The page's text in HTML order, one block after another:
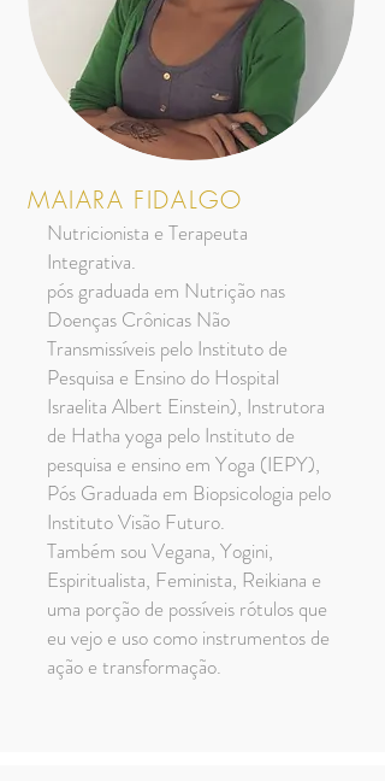
MAIARA FIDALGO
Nutricionista e Terapeuta
Integrativa.
pós graduada em Nutrição nas
Doenças Crônicas Não
Transmissíveis pelo Instituto de
Pesquisa e Ensino do Hospital
Israelita Albert Einstein), Instrutora
de Hatha yoga pelo Instituto de
pesquisa e ensino em Yoga (IEPY),
Pós Graduada em Biopsicologia pelo
Instituto Visão Futuro.
Também sou Vegana, Yogini,
Espiritualista, Feminista, Reikiana e
uma porção de possíveis rótulos que
eu vejo e uso como instrumentos de
ação e transformação.